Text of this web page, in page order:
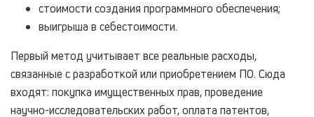
стоимости создания программного обеспечения;
выигрыша в себестоимости.
Первый метод учитывает все реальные расходы,
связанные с разработкой или приобретением ПО. Сюда
входят: покупка имущественных прав, проведение
научно-исследовательских работ, оплата патентов,